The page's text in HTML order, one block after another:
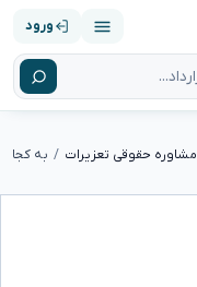
ورود
مشاوره حقوقی تعزیرات به کجا